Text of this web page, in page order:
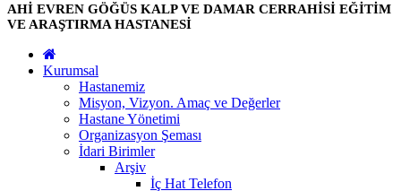
AHİ EVREN GÖĞÜS KALP VE DAMAR CERRAHİSİ EĞİTİM
VE ARAŞTIRMA HASTANESİ
Kurumsal
Hastanemiz
Misyon, Vizyon. Amaç ve Değerler
Hastane Yönetimi
Organizasyon Şeması
İdari Birimler
Arşiv
İç Hat Telefon